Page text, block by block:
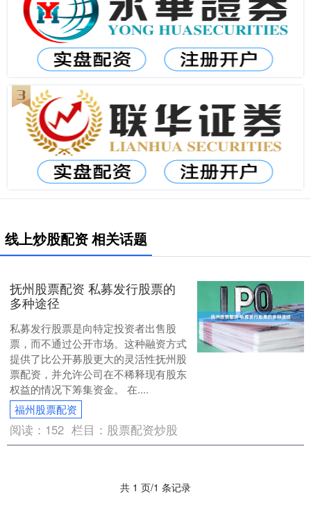
线上炒股配资 相关话题
抚州股票配资 私募发行股票的
多种途径
私募发行股票是向特定投资者出售股
票，而不通过公开市场。这种融资方式
提供了比公开募股更大的灵活性抚州股
票配资，并允许公司在不稀释现有股东
权益的情况下筹集资金。 在....
福州股票配资
阅读： 152 栏目： 股票配资炒股
共 1 页/1 条记录